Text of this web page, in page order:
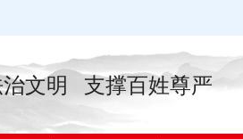
治文明 支撑百姓尊严